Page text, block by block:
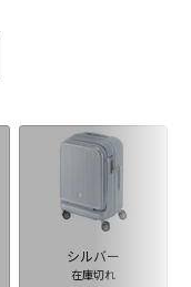
シルバー
在庫切れ